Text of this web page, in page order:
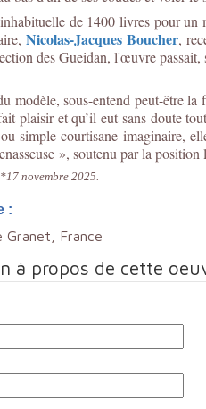
de 1400 livres pour
Nicolas-Jacques Boucher,
des Gueidan, l'œuvre
modèle, sous-entend peut-être
plaisir et qu’il eut sans doute
simple courtisane imaginaire,
», soutenu par la
novembre 2025.
:
Granet, France
à propos de cette